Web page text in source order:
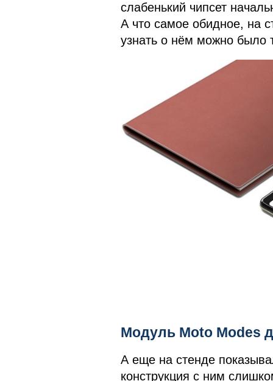
слабенький чипсет
А что самое обидное, на
узнать о нём можно было
Модуль Moto Modes
А еще на стенде
конструкция с ним